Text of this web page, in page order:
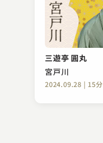
三遊亭 圓丸
宮戸川
2024.09.28 | 15分
柳家 小さん
替り目
2023.11.20 | 14分